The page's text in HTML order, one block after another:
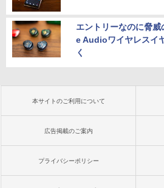
エントリーなのに脅
e Audioワイヤレスイ
く
本サイトのご利用について
広告掲載のご案内
プライバシーポリシー